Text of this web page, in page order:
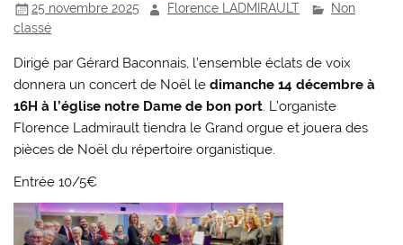
25 novembre 2025 Florence LADMIRAULT
Non
classé
Dirigé par Gérard Baconnais, l’ensemble éclats de voix
donnera un concert de Noël ledimanche 14 décembre à
16H à l’église notre Dame de bon port. L’organiste
Florence Ladmirault tiendra le Grand orgue et jouera des
pièces de Noël du répertoire organistique.
Entrée 10/5€